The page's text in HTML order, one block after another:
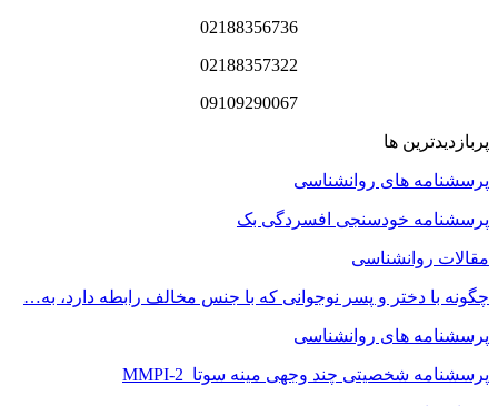
02188356736
02188357322
09109290067
پربازدیدترین ها
پرسشنامه های روانشناسی
پرسشنامه خودسنجی افسردگی بک
مقالات روانشناسی
چگونه با دختر و پسر نوجوانی که با جنس مخالف رابطه دارد، به…
پرسشنامه های روانشناسی
پرسشنامه شخصیتی چند وجهی مینه سوتا MMPI-2